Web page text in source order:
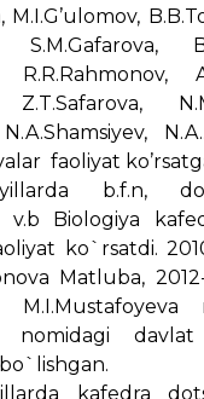
M.I.G’ulomov,
S.M.Gafarova,
R.R.Rahmonov,
Z.T.Safarova,
faoliyat
yillarda b.f.n,
v.b Biologiya
ko`rsatdi.
Matluba,
davlat
kafedra